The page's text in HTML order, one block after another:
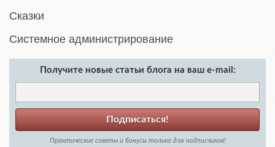
Сказки
Системное администрирование
Получите новые статьи блога на ваш e-mail:
Подписаться!
Практические советы и бонусы только для подписчиков!